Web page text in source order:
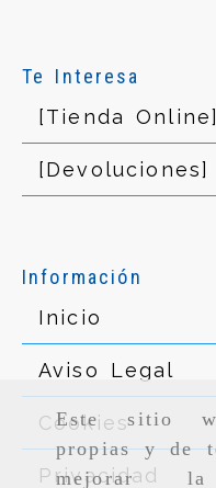
Este sitio
propias y de
mejorar
Te Interesa
[Tienda Online]
[Devoluciones]
Información
Inicio
Aviso Legal
Cookies
Privacidad